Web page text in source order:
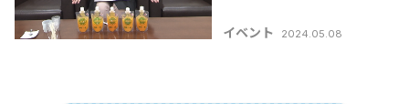
イベント 2024.05.08